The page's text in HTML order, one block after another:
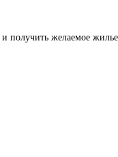
получить желаемое